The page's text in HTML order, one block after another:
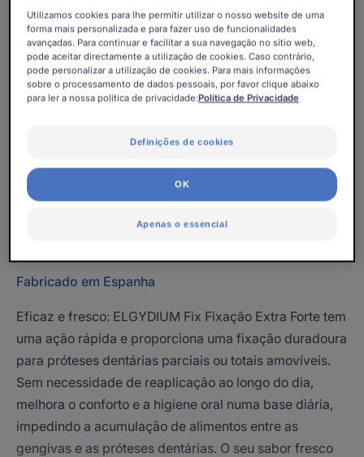
Sabor fresco.
Tubo Tubo
45gr
Necessidades
Fabricado em Espanha
Eficaz e fresco: ELGYDIUM Fix Fixação Extra Forte tem
uma ação rápida e proporciona uma fixação duradoura
para próteses dentárias parciais ou totais amovíveis.
Sem necessidade de reaplicação ao longo do dia,
melhora o conforto e a higiene oral numa base diária,
impedindo a acumulação de alimentos entre as
gengivas e as próteses dentárias. O seu sabor fresco
Utilizamos cookies para lhe permitir utilizar o nosso website de uma
forma mais personalizada e para fazer uso de funcionalidades
avançadas. Para continuar e facilitar a sua navegação no sítio web,
pode aceitar directamente a utilização de cookies. Caso contrário,
pode personalizar a utilização de cookies. Para mais informações
sobre o processamento de dados pessoais, por favor clique abaixo
para ler a nossa política de privacidade:Política de Privacidade
Definições de cookies
Apenas o essencial
OK